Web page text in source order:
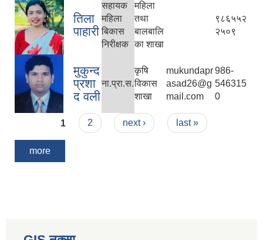
तिला
पाहारी
सहायक
महिला
बिकास
निरीक्षक
महिला
तथा
बालबालि
का शाखा
९८६५५२
२५०९
मुकुन्द
प्रशा
द वली
ना‍.प्रा.स.
कृषि
विकास
शाखा
mukundapr
asad26@g
mail.com
986-
546315
0
Pages
1 2 next › last »
more